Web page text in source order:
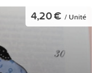
4,20 € / Unité